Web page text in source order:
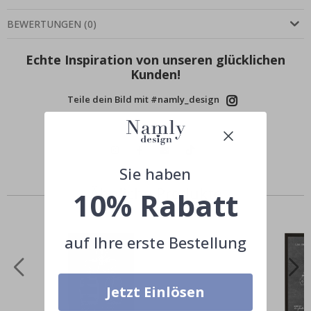
BEWERTUNGEN (0)
Echte Inspiration von unseren glücklichen
Kunden!
Teile dein Bild mit #namly_design
Ähnliche Produkte
Sie haben
10% Rabatt
auf Ihre erste Bestellung
Jetzt Einlösen